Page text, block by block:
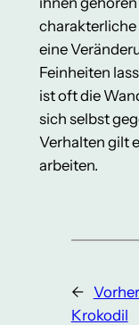
charakterliche
eine
Feinheiten
ist oft die
sich selbst
Verhalten gilt
arbeiten.
←
Krokodil